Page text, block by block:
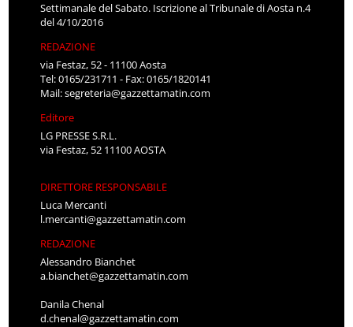
Settimanale del Sabato. Iscrizione al Tribunale di Aosta n.4
del 4/10/2016
REDAZIONE
via Festaz, 52 - 11100 Aosta
Tel: 0165/231711 - Fax: 0165/1820141
Mail:segreteria@gazzettamatin.com
Editore
LG PRESSE S.R.L.
via Festaz, 52 11100 AOSTA
DIRETTORE RESPONSABILE
Luca Mercanti
l.mercanti@gazzettamatin.com
REDAZIONE
Alessandro Bianchet
a.bianchet@gazzettamatin.com
Danila Chenal
d.chenal@gazzettamatin.com